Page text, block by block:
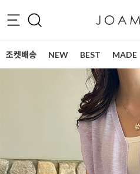
조켓배송 NEW BEST MADE